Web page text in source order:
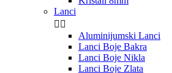
Lanci
 
Aluminijumski Lanci
Lanci Boje Bakra
Lanci Boje Nikla
Lanci Boje Zlata